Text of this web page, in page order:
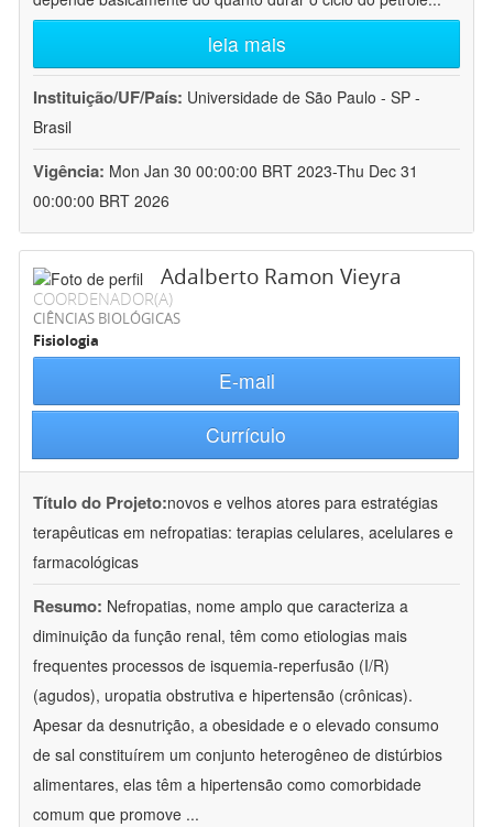
leia mais
Instituição/UF/País: Universidade de São Paulo - SP -
Brasil
Vigência: Mon Jan 30 00:00:00 BRT 2023-Thu Dec 31
00:00:00 BRT 2026
Adalberto Ramon Vieyra
COORDENADOR(A)
CIÊNCIAS BIOLÓGICAS
Fisiologia
E-mail
Currículo
Título do Projeto:novos e velhos atores para estratégias
terapêuticas em nefropatias: terapias celulares, acelulares e
farmacológicas
Resumo: Nefropatias, nome amplo que caracteriza a
diminuição da função renal, têm como etiologias mais
frequentes processos de isquemia-reperfusão (I/R)
(agudos), uropatia obstrutiva e hipertensão (crônicas).
Apesar da desnutrição, a obesidade e o elevado consumo
de sal constituírem um conjunto heterogêneo de distúrbios
alimentares, elas têm a hipertensão como comorbidade
comum que promove ...